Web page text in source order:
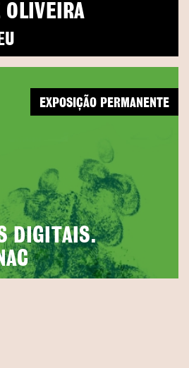
OLIVEIRA
DIGITAIS.
EXPOSIÇÃO PERMANENTE